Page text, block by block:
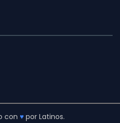
con ♥ por Latinos.